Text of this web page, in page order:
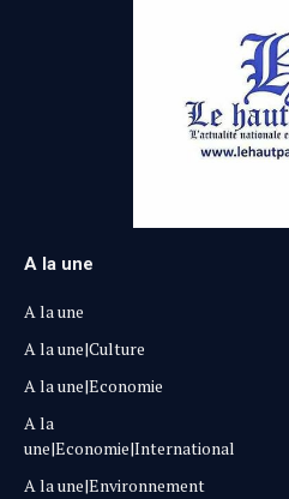
A la une
A la une
A la une|Culture
A la une|Economie
A la
une|Economie|International
A la une|Environnement